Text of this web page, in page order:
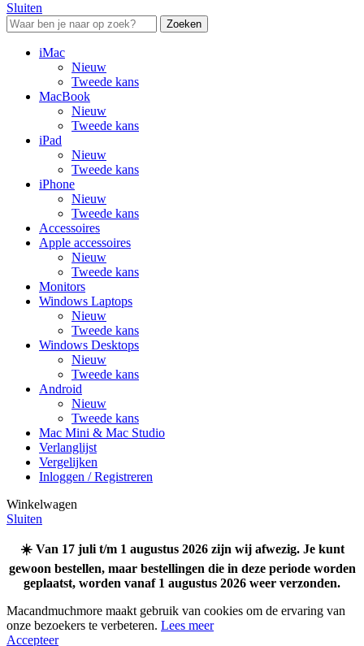
Sluiten
Zoeken
iMac
Nieuw
Tweede kans
MacBook
Nieuw
Tweede kans
iPad
Nieuw
Tweede kans
iPhone
Nieuw
Tweede kans
Accessoires
Apple accessoires
Nieuw
Tweede kans
Monitors
Windows Laptops
Nieuw
Tweede kans
Windows Desktops
Nieuw
Tweede kans
Android
Nieuw
Tweede kans
Mac Mini & Mac Studio
Verlanglijst
Vergelijken
Inloggen / Registreren
Winkelwagen
Sluiten
☀️ Van 17 juli t/m 1 augustus 2026 zijn wij afwezig. Je kunt
gewoon bestellen, maar bestellingen die in deze periode worden
geplaatst, worden vanaf 1 augustus 2026 weer verzonden.
Macandmuchmore maakt gebruik van cookies om de ervaring van
onze bezoekers te verbeteren. Lees meer
Accepteer